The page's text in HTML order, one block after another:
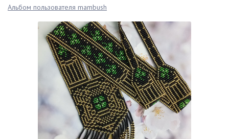
Альбом пользователя mambush